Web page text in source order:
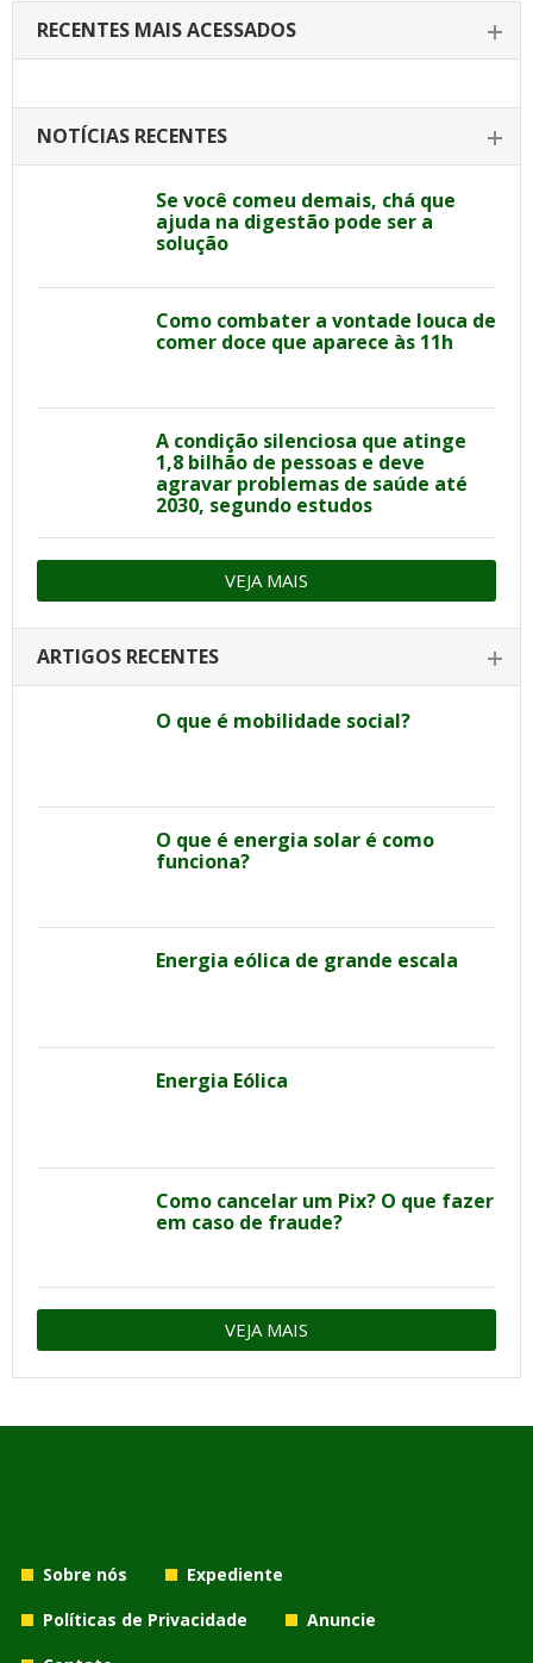
RECENTES MAIS ACESSADOS
NOTÍCIAS RECENTES
Se você comeu demais, chá que
ajuda na digestão pode ser a
solução
Como combater a vontade louca de
comer doce que aparece às 11h
A condição silenciosa que atinge
1,8 bilhão de pessoas e deve
agravar problemas de saúde até
2030, segundo estudos
VEJA MAIS
ARTIGOS RECENTES
O que é mobilidade social?
O que é energia solar é como
funciona?
Energia eólica de grande escala
Energia Eólica
Como cancelar um Pix? O que fazer
em caso de fraude?
VEJA MAIS
Sobre nós
Expediente
Políticas de Privacidade
Anuncie